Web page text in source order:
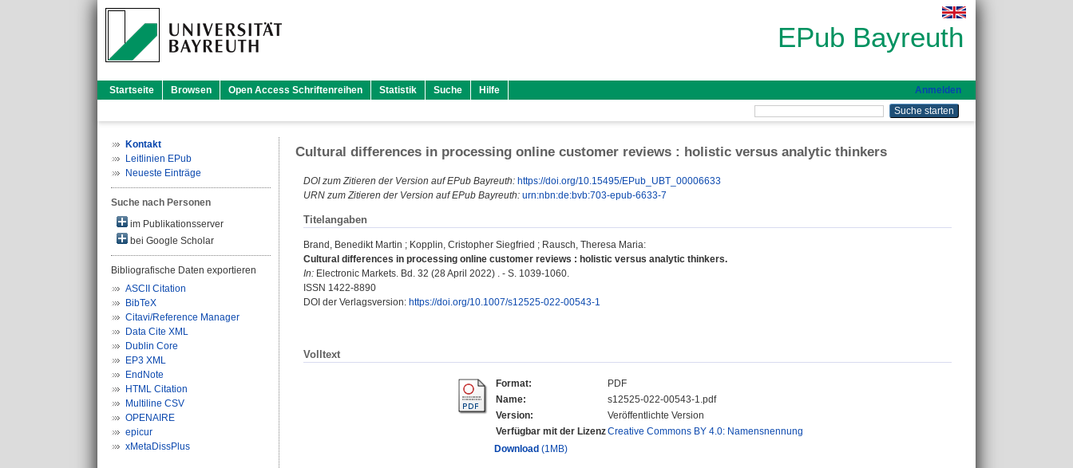
EPub Bayreuth
Startseite Browsen Open Access Schriftenreihen Statistik Suche Hilfe Anmelden
Kontakt
Leitlinien EPub
Neueste Einträge
Suche nach Personen
im Publikationsserver
bei Google Scholar
Bibliografische Daten exportieren
ASCII Citation
BibTeX
Citavi/Reference Manager
Data Cite XML
Dublin Core
EP3 XML
EndNote
HTML Citation
Multiline CSV
OPENAIRE
epicur
xMetaDissPlus
Cultural differences in processing online customer reviews : holistic versus analytic thinkers
DOI zum Zitieren der Version auf EPub Bayreuth: https://doi.org/10.15495/EPub_UBT_00006633
URN zum Zitieren der Version auf EPub Bayreuth: urn:nbn:de:bvb:703-epub-6633-7
Titelangaben
Brand, Benedikt Martin ; Kopplin, Cristopher Siegfried ; Rausch, Theresa Maria:
Cultural differences in processing online customer reviews : holistic versus analytic thinkers.
In: Electronic Markets. Bd. 32 (28 April 2022) . - S. 1039-1060.
ISSN 1422-8890
DOI der Verlagsversion: https://doi.org/10.1007/s12525-022-00543-1
Volltext
Format:
PDF
Name:
s12525-022-00543-1.pdf
Version:
Veröffentlichte Version
Verfügbar mit der LizenzCreative Commons BY 4.0: Namensnennung
Download (1MB)